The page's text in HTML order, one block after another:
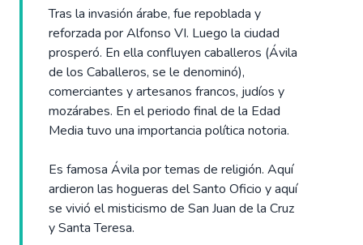
Tras la invasión árabe, fue repoblada y
reforzada por Alfonso VI. Luego la ciudad
prosperó. En ella confluyen caballeros (Ávila
de los Caballeros, se le denominó),
comerciantes y artesanos francos, judíos y
mozárabes. En el periodo final de la Edad
Media tuvo una importancia política notoria.
Es famosa Ávila por temas de religión. Aquí
ardieron las hogueras del Santo Oficio y aquí
se vivió el misticismo de San Juan de la Cruz
y Santa Teresa.